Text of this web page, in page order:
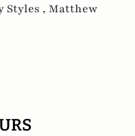
Styles , Matthew